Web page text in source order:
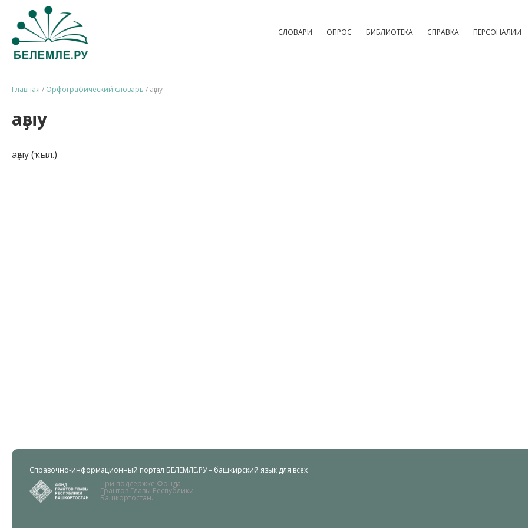
СЛОВАРИ ОПРОС БИБЛИОТЕКА СПРАВКА ПЕРСОНАЛИИ
Главная / Орфографический словарь / аҙыу
аҙыу
аҙыу (ҡыл.)
Справочно-информационный портал БЕЛЕМЛЕ.РУ – башкирский язык для всех
При поддержке Фонда
Грантов Главы Республики
Башкортостан.